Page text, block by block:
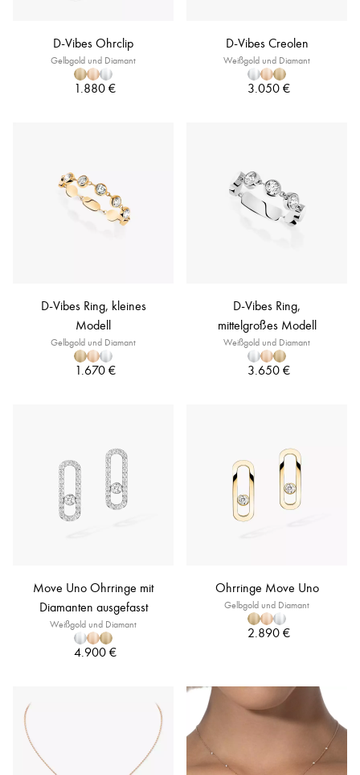
D-Vibes Ohrclip
Gelbgold und Diamant
1.880 €
D-Vibes Creolen
Weißgold und Diamant
3.050 €
D-Vibes Ring, kleines
Modell
Gelbgold und Diamant
1.670 €
D-Vibes Ring,
mittelgroßes Modell
Weißgold und Diamant
3.650 €
Move Uno Ohrringe mit
Diamanten ausgefasst
Weißgold und Diamant
4.900 €
Ohrringe Move Uno
Gelbgold und Diamant
2.890 €